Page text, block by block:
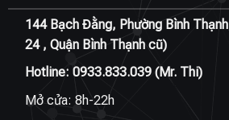
144 Bạch Đằng, Phường Bình
24 , Quận Bình Thạnh cũ)
Hotline: 0933.833.039(Mr. Thi)
Mở cửa: 8h-22h